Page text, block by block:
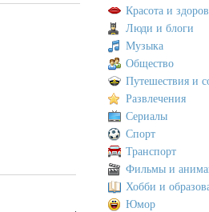
Красота и
Люди и блоги
Музыка
Общество
Путешествия и
Развлечения
Сериалы
Спорт
Транспорт
Фильмы и
Хобби и
Юмор